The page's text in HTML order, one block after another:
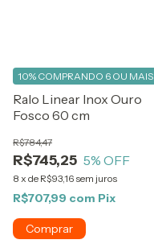
Ralo Linear Inox Ouro
Fosco 60 cm
R$745,25
R$784,47
5% OFF
8 x de R$93,16 sem juros
10% COMPRANDO 6 OU MAIS
R$707,99 com Pix